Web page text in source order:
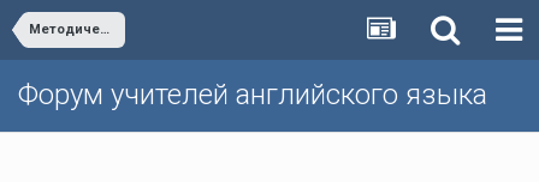
Методическая школа Р.П. Мильруда/Dr. Millrood's School of Methodology
Форум учителей английского языка